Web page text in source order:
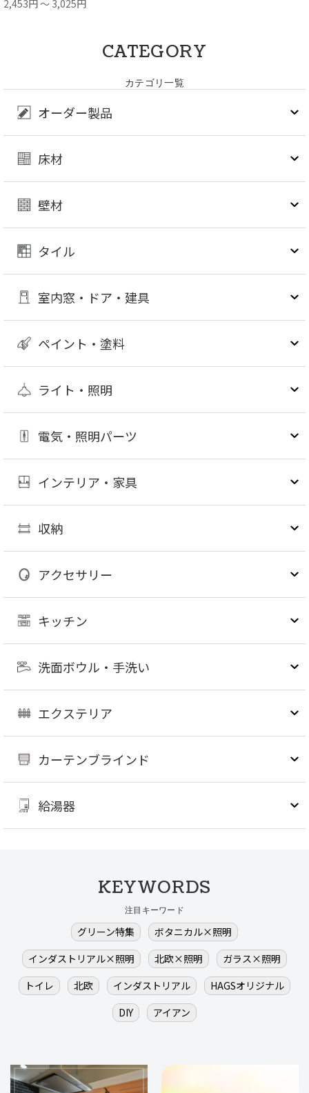
2,453円 ～ 3,025円
CATEGORY
カテゴリ一覧
オーダー製品
床材
壁材
タイル
室内窓・ドア・建具
ペイント・塗料
ライト・照明
電気・照明パーツ
インテリア・家具
収納
アクセサリー
キッチン
洗面ボウル・手洗い
エクステリア
カーテンブラインド
給湯器
KEYWORDS
注目キーワード
グリーン特集
ボタニカル×照明
インダストリアル×照明
北欧×照明
ガラス×照明
トイレ
北欧 インダストリアル
HAGSオリジナル
DIY
アイアン